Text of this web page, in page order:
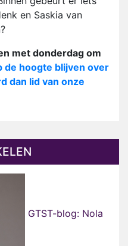
en Saskia van
met donderdag om
de hoogte blijven over
dan lid van onze
GTST-blog: Nola